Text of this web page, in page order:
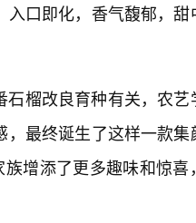
口即化，香气馥郁，
榴改良育种有关，农
最终诞生了这样一款
增添了更多趣味和惊